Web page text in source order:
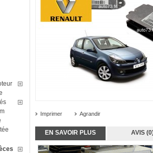
Imprimer Agrandir
EN SAVOIR PLUS AVIS